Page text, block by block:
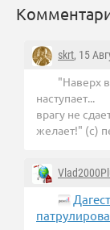
skrt, 15
"Наверх
наступает...
врагу не
желает!" (с)